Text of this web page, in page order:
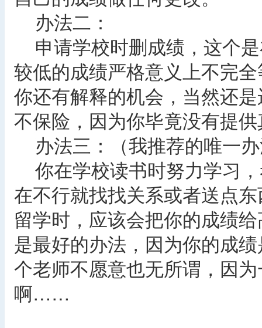
办法二：
申请学校时删成绩，这个
较低的成绩严格意义上不完
你还有解释的机会，当然还
不保险，因为你毕竟没有提
办法三：（我推荐的唯一
你在学校读书时努力学习
在不行就找找关系或者送点
留学时，应该会把你的成绩
是最好的办法，因为你的成
个老师不愿意也无所谓，因
啊……